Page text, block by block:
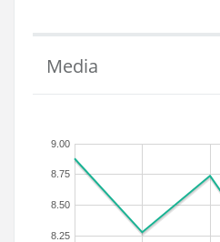
Media
8.25
8.50
8.75
9.00